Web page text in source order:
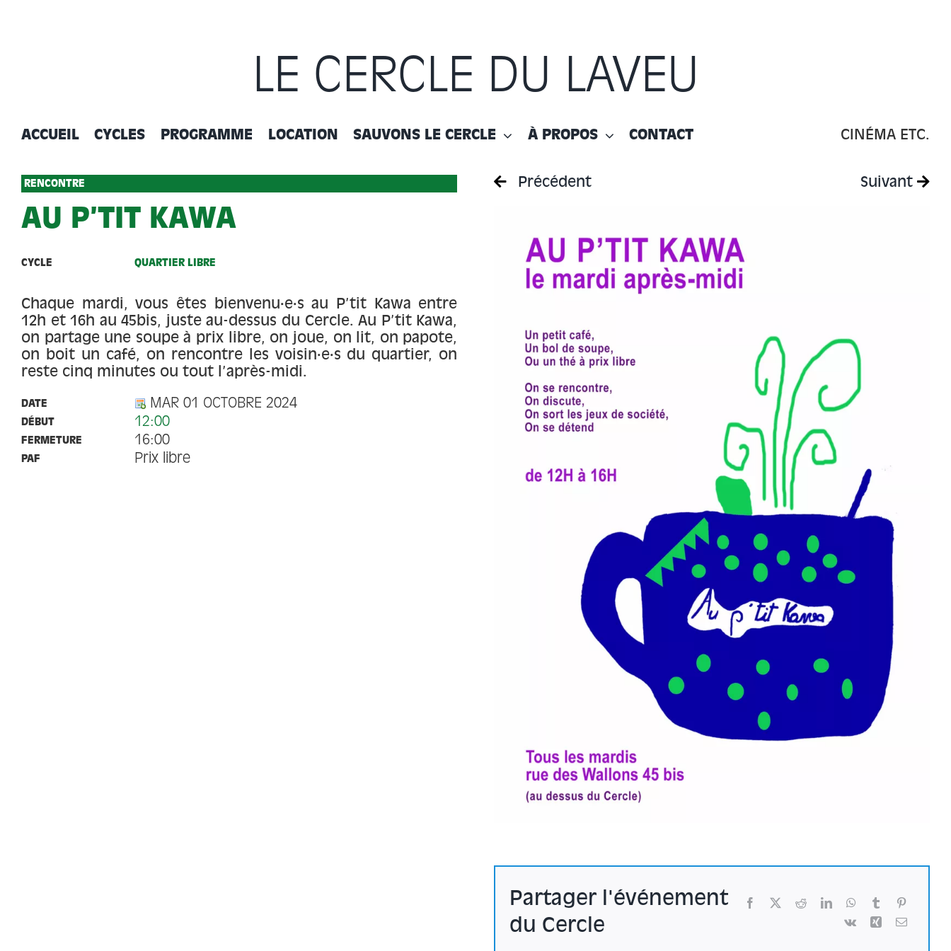
LE CERCLE DU LAVEU
ACCUEIL CYCLES PROGRAMME LOCATION SAUVONS LE CERCLE À PROPOS CONTACT CINÉMA ETC.
RENCONTRE
AU P’TIT KAWA
CYCLE QUARTIER LIBRE
Chaque mardi, vous êtes bienvenu·e·s au P’tit Kawa entre
12h et 16h au 45bis, juste au-dessus du Cercle. Au P’tit Kawa,
on partage une soupe à prix libre, on joue, on lit, on papote,
on boit un café, on rencontre les voisin·e·s du quartier, on
reste cinq minutes ou tout l’après-midi.
DATE MAR 01 OCTOBRE 2024
DÉBUT 12:00
FERMETURE 16:00
PAF Prix libre
Précédent Suivant
Partager l'événement
du Cercle